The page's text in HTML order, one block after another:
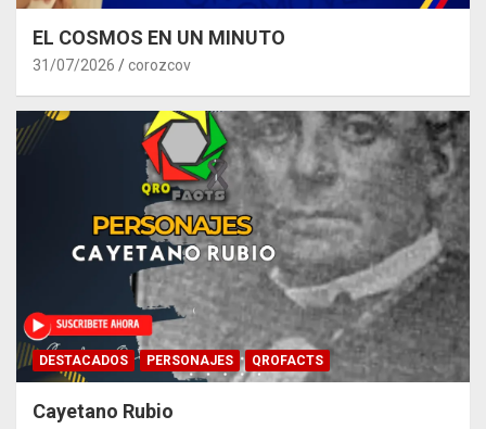
EL COSMOS EN UN MINUTO
31/07/2026 corozcov
DESTACADOS PERSONAJES QROFACTS
Cayetano Rubio